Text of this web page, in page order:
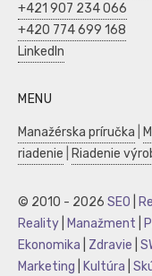
+421 907 234 066
+420 774 699 168
LinkedIn
MENU
Manažérska príručka
riadenie
Riadenie
© 2010 - 2026 SEO
Reality
Manažment
Ekonomika
Zdravie
Marketing
Kultúra